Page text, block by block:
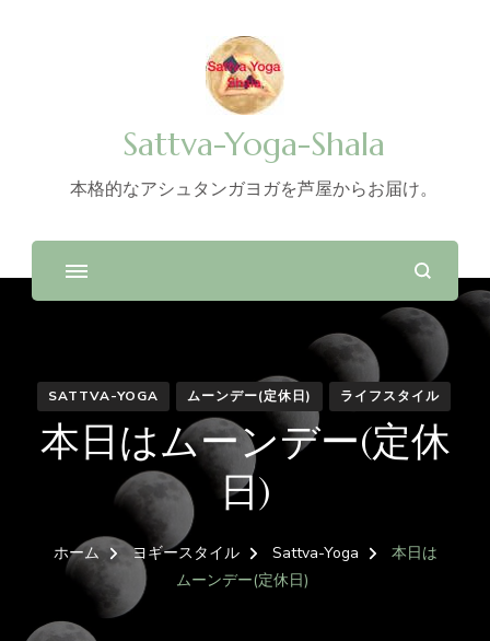
Sattva-Yoga-Shala
本格的なアシュタンガヨガを芦屋からお届け。
SATTVA-YOGA ムーンデー(定休日) ライフスタイル
本日はムーンデー(定休
日)
ホーム ヨギースタイル Sattva-Yoga
本日は
ムーンデー(定休日)